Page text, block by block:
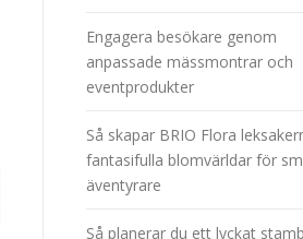
Engagera besökare genom
anpassade mässmontrar och
eventprodukter
Så skapar BRIO Flora
fantasifulla blomvärldar för
äventyrare
Så planerar du ett lyckat